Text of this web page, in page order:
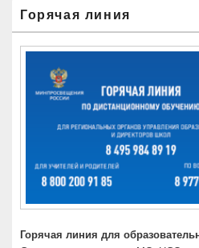
Горячая линия
Горячая линия для